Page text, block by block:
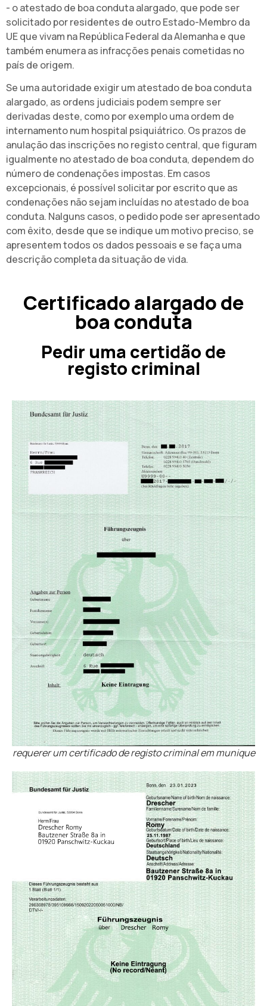
- o atestado de boa conduta alargado, que pode ser
solicitado por residentes de outro Estado-Membro da
UE que vivam na República Federal da Alemanha e que
também enumera as infracções penais cometidas no
país de origem.
Se uma autoridade exigir um atestado de boa conduta
alargado, as ordens judiciais podem sempre ser
derivadas deste, como por exemplo uma ordem de
internamento num hospital psiquiátrico. Os prazos de
anulação das inscrições no registo central, que figuram
igualmente no atestado de boa conduta, dependem do
número de condenações impostas. Em casos
excepcionais, é possível solicitar por escrito que as
condenações não sejam incluídas no atestado de boa
conduta. Nalguns casos, o pedido pode ser apresentado
com êxito, desde que se indique um motivo preciso, se
apresentem todos os dados pessoais e se faça uma
descrição completa da situação de vida.
Certificado alargado de
boa conduta
Pedir uma certidão de
registo criminal
requerer um certificado de registo criminal em munique